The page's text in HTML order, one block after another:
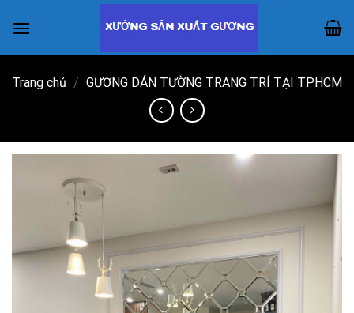
Trang chủ / GƯƠNG DÁN TƯỜNG TRANG TRÍ TẠI TPHCM